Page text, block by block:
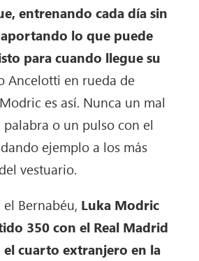
entrenando cada día sin
lo que puede
para cuando llegue su
Ancelotti en rueda de
es así. Nunca un mal
palabra o un pulso con el
ejemplo a los más
vestuario.
Bernabéu, Luka Modric
350 con el Real Madrid
el cuarto extranjero en la